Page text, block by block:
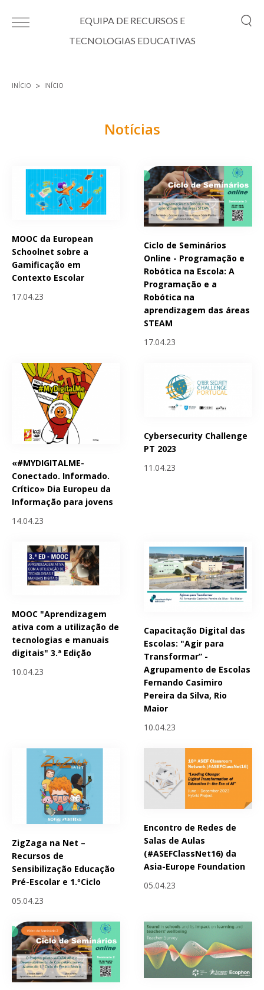
EQUIPA DE RECURSOS E
TECNOLOGIAS EDUCATIVAS
INÍCIO INÍCIO
Notícias
MOOC da European
Schoolnet sobre a
Gamificação em
Contexto Escolar
17.04.23
Ciclo de Seminários
Online - Programação e
Robótica na Escola: A
Programação e a
Robótica na
aprendizagem das áreas
STEAM
17.04.23
«#MYDIGITALME-
Conectado. Informado.
Crítico» Dia Europeu da
Informação para jovens
14.04.23
Cybersecurity Challenge
PT 2023
11.04.23
MOOC "Aprendizagem
ativa com a utilização de
tecnologias e manuais
digitais" 3.ª Edição
10.04.23
Capacitação Digital das
Escolas: "Agir para
Transformar” -
Agrupamento de Escolas
Fernando Casimiro
Pereira da Silva, Rio
Maior
10.04.23
ZigZaga na Net –
Recursos de
Sensibilização Educação
Pré-Escolar e 1.ºCiclo
05.04.23
Encontro de Redes de
Salas de Aulas
(#ASEFClassNet16) da
Asia-Europe Foundation
05.04.23
Páginas